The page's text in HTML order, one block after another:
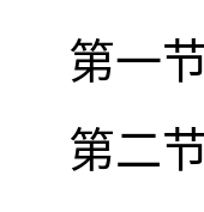
第一
第二